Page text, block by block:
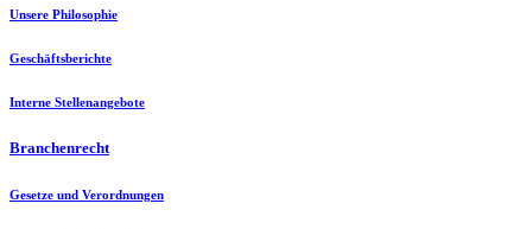
Unsere Philosophie
Geschäftsberichte
Interne Stellenangebote
Branchenrecht
Gesetze und Verordnungen